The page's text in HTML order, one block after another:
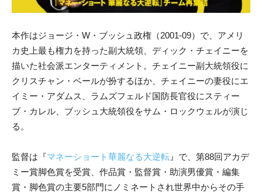
本作はジョージ・W・ブッシュ政権（2001-09）で、アメリ
カ史上最も権力を持った副大統領、ディック・チェイニーを
描いた社会派エンターティメント。チェイニー副大統領役に
クリスチャン・ベールが扮するほか、チェイニーの妻役にエ
イミー・アダムス、ラムズフェルド国防長官役にスティー
ブ・カレル、ブッシュ大統領役をサム・ロックウェルが演じ
る。
監督は『マネーショート華麗なる大逆転 』で、第88回アカデ
ミー賞脚色賞を受賞、作品賞・監督賞・助演男優賞・編集
賞・脚色賞の主要5部門にノミネートされ世界中からその手